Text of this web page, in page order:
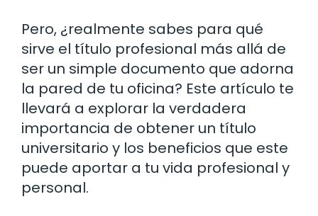
Pero, ¿realmente sabes para qué
sirve el título profesional más allá de
ser un simple documento que adorna
la pared de tu oficina? Este artículo te
llevará a explorar la verdadera
importancia de obtener un título
universitario y los beneficios que este
puede aportar a tu vida profesional y
personal.